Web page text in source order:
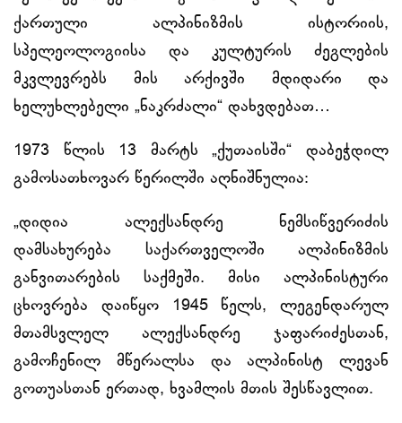
ქართული ალპინიზმის ისტორიის,
სპელეოლოგიისა და კულტურის ძეგლების
მკვლევრებს მის არქივში მდიდარი და
ხელუხლებელი „ნაკრძალი“ დახვდებათ…
1973 წლის 13 მარტს „ქუთაისში“ დაბეჭდილ
გამოსათხოვარ წერილში აღნიშნულია:
„დიდია ალექსანდრე ნემსიწვერიძის
დამსახურება საქართველოში ალპინიზმის
განვითარების საქმეში. მისი ალპინისტური
ცხოვრება დაიწყო 1945 წელს, ლეგენდარულ
მთამსვლელ ალექსანდრე ჯაფარიძესთან,
გამოჩენილ მწერალსა და ალპინისტ ლევან
გოთუასთან ერთად, ხვამლის მთის შესწავლით.